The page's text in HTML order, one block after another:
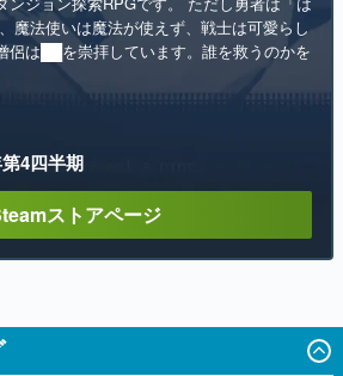
4四半期
「タバコを止められない猫耳キャラを描く
深夜枠アニメ」に視聴者の一部から批判意